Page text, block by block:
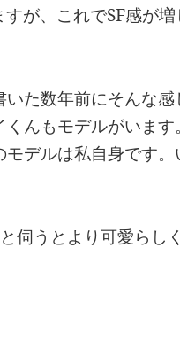
が、これでSF感が
た数年前にそんな
んもモデルがいま
デルは私自身です。
伺うとより可愛らし